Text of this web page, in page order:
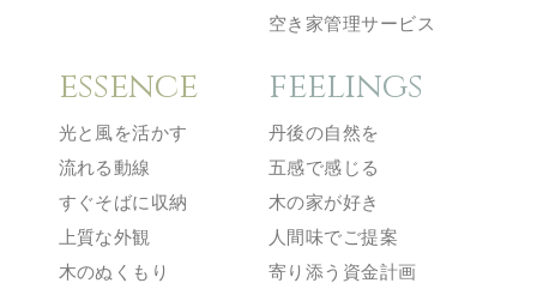
空き家管理サービス
essence
光と風を活かす
流れる動線
すぐそばに収納
上質な外観
木のぬくもり
feelings
丹後の自然を
五感で感じる
木の家が好き
人間味でご提案
寄り添う資金計画